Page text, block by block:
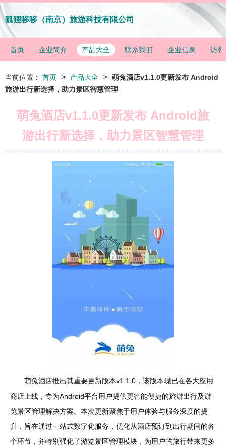
狐狸哆哆（南京）旅游科技有限公司
首页 企业简介 产品大全 联系我们 企业信息 访客
当前位置： 首页 > 产品大全 > 萌兔酒店v1.1.0更新发布 Android
旅游出行新选择，助力景区智慧管理
萌兔酒店v1.1.0更新发布 Android旅
游出行新选择，助力景区智慧管理
萌兔酒店推出其重要更新版本v1.1.0，该版本现已在各大应用
商店上线，专为Android平台用户提供更智能便捷的旅游出行及游
览景区管理解决方案。本次更新聚焦于用户体验与服务深度的提
升，旨在通过一站式数字化服务，优化从酒店预订到出行期间的各
个环节，并特别强化了游览景区管理模块，为用户的旅行带来更多